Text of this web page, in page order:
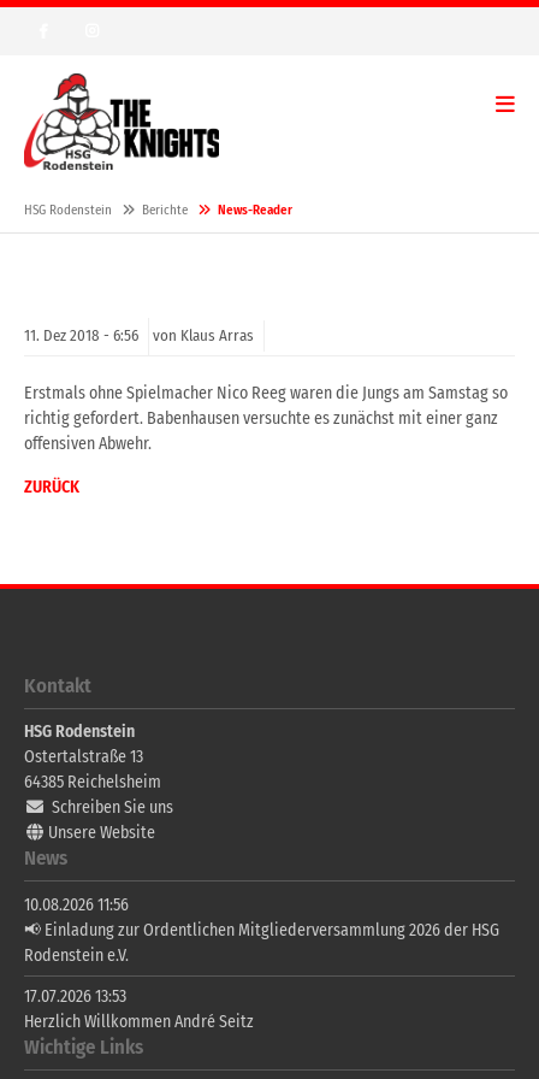
HSG Rodenstein Berichte News-Reader
11. Dez 2018 - 6:56 von Klaus Arras
Erstmals ohne Spielmacher Nico Reeg waren die Jungs am Samstag so
richtig gefordert. Babenhausen versuchte es zunächst mit einer ganz
offensiven Abwehr.
ZURÜCK
Kontakt
HSG Rodenstein
Ostertalstraße 13
64385 Reichelsheim
Schreiben Sie uns
Unsere Website
News
10.08.2026 11:56
📢 Einladung zur Ordentlichen Mitgliederversammlung 2026 der HSG
Rodenstein e.V.
17.07.2026 13:53
Herzlich Willkommen André Seitz
Wichtige Links